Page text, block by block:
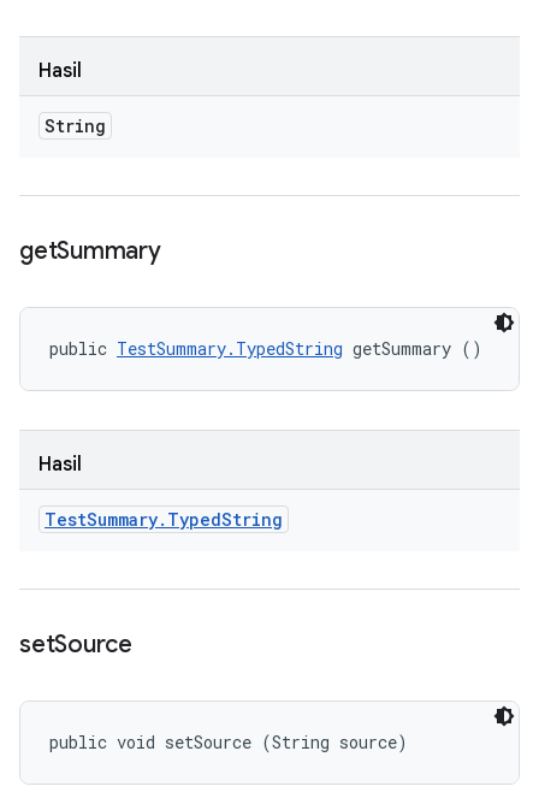
Hasil
String
getSummary
public TestSummary.TypedString getSummary ()
Hasil
TestSummary. TypedString
setSource
public void setSource (String source)